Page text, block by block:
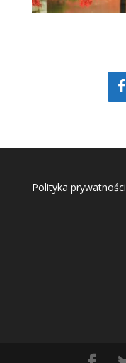
Polityka prywatności